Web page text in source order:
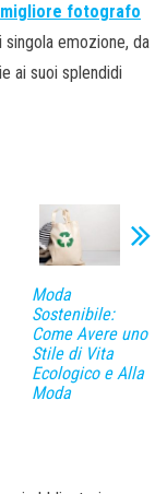
migliore fotografo
emozione, da
ai suoi splendidi
Moda
Sostenibile:
Come Avere uno
Stile di Vita
Ecologico e Alla
Moda